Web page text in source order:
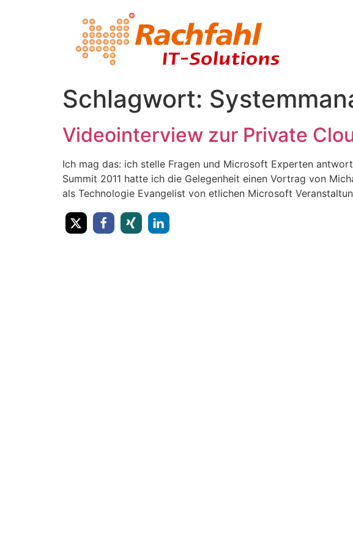
Schlagwort:
Videointerview zur Private
Ich mag das: ich stelle Fragen und Microsoft Experten
Summit 2011 hatte ich die Gelegenheit einen Vortrag von
als Technologie Evangelist von etlichen Microsoft